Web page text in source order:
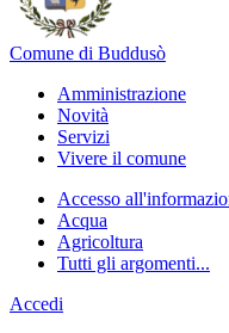
Comune di Buddusò
Amministrazione
Novità
Servizi
Vivere il comune
Accesso
Acqua
Agricoltura
Tutti gli argomenti...
Accedi